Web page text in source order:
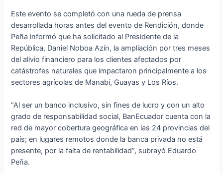
Este evento se completó con una rueda de prensa
desarrollada horas antes del evento de Rendición, donde
Peña informó que ha solicitado al Presidente de la
República, Daniel Noboa Azín, la ampliación por tres meses
del alivio financiero para los clientes afectados por
catástrofes naturales que impactaron principalmente a los
sectores agrícolas de Manabí, Guayas y Los Ríos.
“Al ser un banco inclusivo, sin fines de lucro y con un alto
grado de responsabilidad social, BanEcuador cuenta con la
red de mayor cobertura geográfica en las 24 provincias del
país; en lugares remotos donde la banca privada no está
presente, por la falta de rentabilidad”, subrayó Eduardo
Peña.